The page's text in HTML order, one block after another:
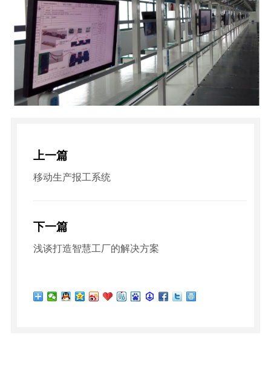
上一篇
移动生产报工系统
下一篇
浅谈打造智慧工厂的解决方案